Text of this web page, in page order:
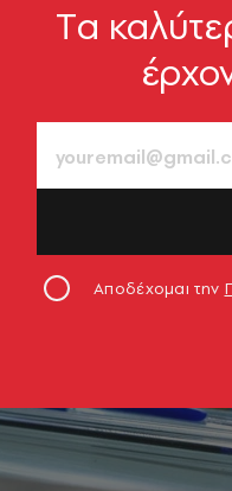
Tα
Αποδέχομαι την